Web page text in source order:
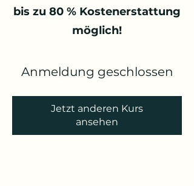
bis zu 80 % Kostenerstattung
möglich!
Anmeldung geschlossen
Jetzt anderen Kurs
ansehen